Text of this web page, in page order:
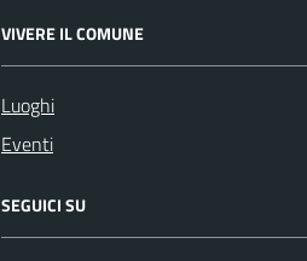
VIVERE IL COMUNE
Luoghi
Eventi
SEGUICI SU